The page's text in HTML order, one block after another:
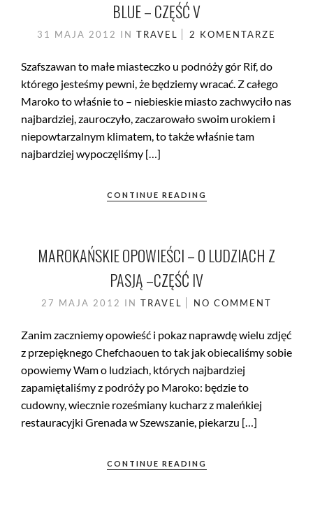
BLUE – CZĘŚĆ V
31 MAJA 2012 IN TRAVEL 2 KOMENTARZE
Szafszawan to małe miasteczko u podnóży gór Rif, do
którego jesteśmy pewni, że będziemy wracać. Z całego
Maroko to właśnie to – niebieskie miasto zachwyciło nas
najbardziej, zauroczyło, zaczarowało swoim urokiem i
niepowtarzalnym klimatem, to także właśnie tam
najbardziej wypoczęliśmy […]
CONTINUE READING
MAROKAŃSKIE OPOWIEŚCI – O LUDZIACH Z
PASJĄ –CZĘŚĆ IV
27 MAJA 2012 IN TRAVEL NO COMMENT
Zanim zaczniemy opowieść i pokaz naprawdę wielu zdjęć
z przepięknego Chefchaouen to tak jak obiecaliśmy sobie
opowiemy Wam o ludziach, których najbardziej
zapamiętaliśmy z podróży po Maroko: będzie to
cudowny, wiecznie roześmiany kucharz z maleńkiej
restauracyjki Grenada w Szewszanie, piekarzu […]
CONTINUE READING